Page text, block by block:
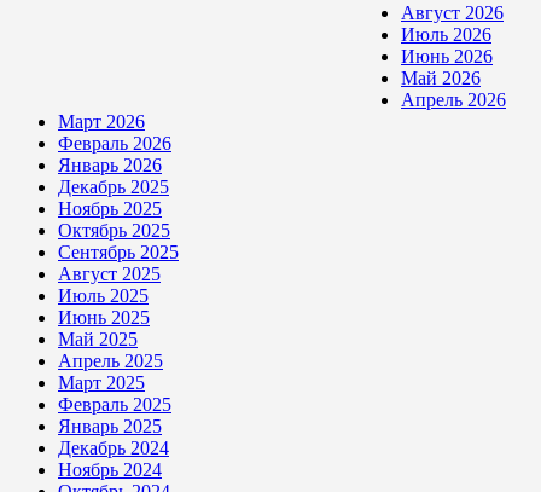
Август 2026
Июль 2026
Июнь 2026
Май 2026
Апрель 2026
Март 2026
Февраль 2026
Январь 2026
Декабрь 2025
Ноябрь 2025
Октябрь 2025
Сентябрь 2025
Август 2025
Июль 2025
Июнь 2025
Май 2025
Апрель 2025
Март 2025
Февраль 2025
Январь 2025
Декабрь 2024
Ноябрь 2024